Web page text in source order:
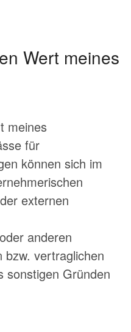
Wert meines
meines
für
können sich im
externen
anderen
bzw. vertraglichen
sonstigen Gründen